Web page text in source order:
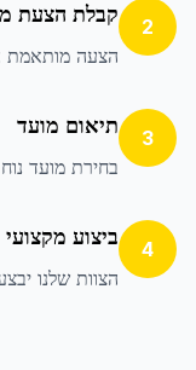
2 קבלת הצעת
הצעה מותאמת
3 תיאום מועד
בחירת מועד
4 ביצוע מקצועי
הצוות שלנו